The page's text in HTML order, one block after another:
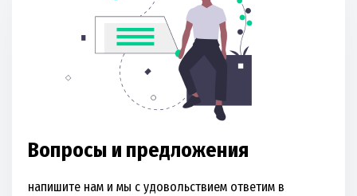
Вопросы и предложения
напишите нам и мы с удовольствием ответим в